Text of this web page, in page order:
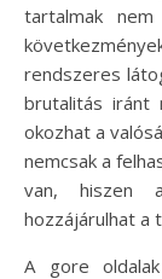
tartalmak nem
rendszeres
brutalitás iránt
okozhat a
nemcsak a
van, hiszen
hozzájárulhat a
A gore